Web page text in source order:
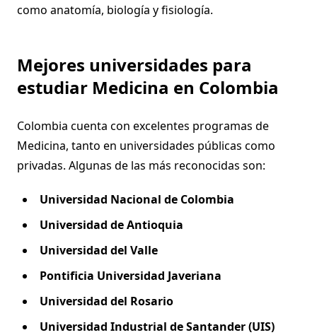
como anatomía, biología y fisiología.
Mejores universidades para
estudiar Medicina en Colombia
Colombia cuenta con excelentes programas de
Medicina, tanto en universidades públicas como
privadas. Algunas de las más reconocidas son:
Universidad Nacional de Colombia
Universidad de Antioquia
Universidad del Valle
Pontificia Universidad Javeriana
Universidad del Rosario
Universidad Industrial de Santander (UIS)